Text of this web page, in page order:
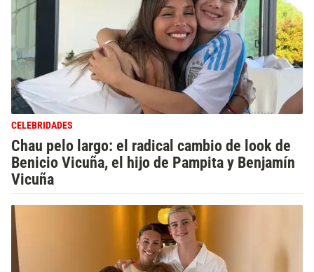
CELEBRIDADES
Chau pelo largo: el radical cambio de look de
Benicio Vicuña, el hijo de Pampita y Benjamín
Vicuña